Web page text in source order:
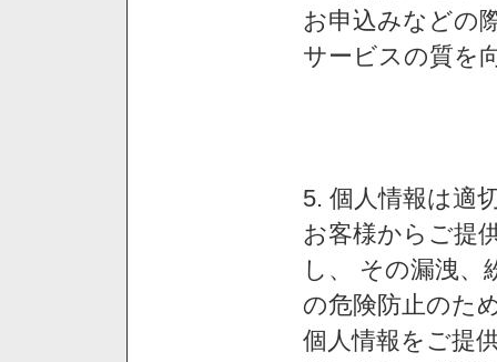
お申込みなどの
サービスの質を
5. 個人情報は適
お客様からご提
し、 その漏洩、
の危険防止のた
個人情報をご提